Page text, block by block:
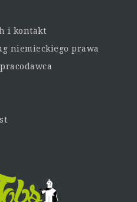
i kontakt
niemieckiego prawa